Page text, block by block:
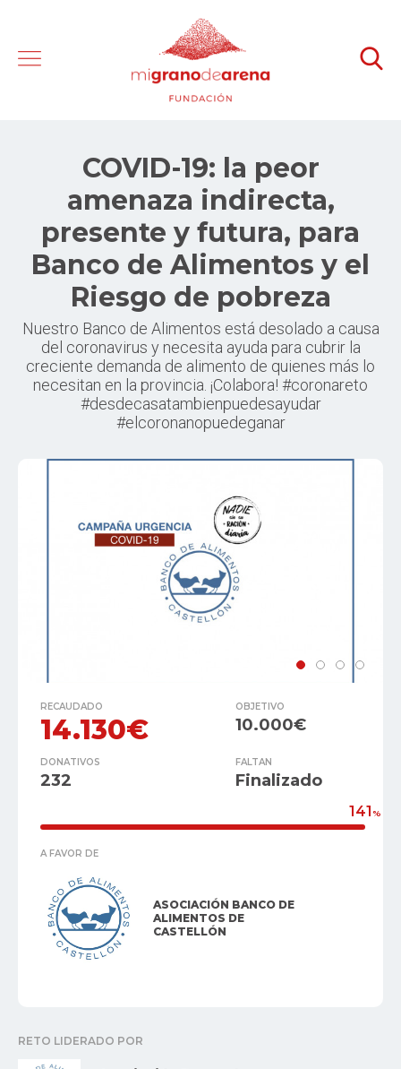
COVID-19: la peor
amenaza indirecta,
presente y futura, para
Banco de Alimentos y el
Riesgo de pobreza
Nuestro Banco de Alimentos está desolado a causa
del coronavirus y necesita ayuda para cubrir la
creciente demanda de alimento de quienes más lo
necesitan en la provincia. ¡Colabora! #coronareto
#desdecasatambienpuedesayudar
#elcoronanopuedeganar
RECAUDADO
14.130€
OBJETIVO
10.000€
DONATIVOS
232
FALTAN
Finalizado
141%
A FAVOR DE
ASOCIACIÓN BANCO DE
ALIMENTOS DE
CASTELLÓN
RETO LIDERADO POR